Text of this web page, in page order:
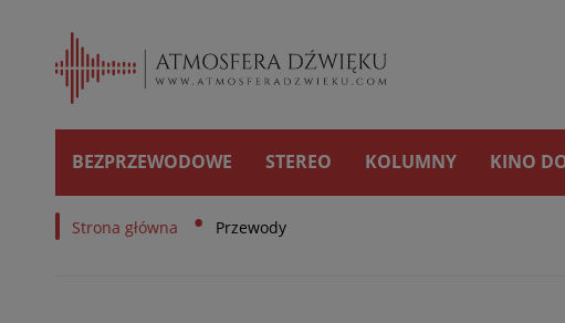
BEZPRZEWODOWE STEREO KOLUMNY KINO
Strona główna • Przewody